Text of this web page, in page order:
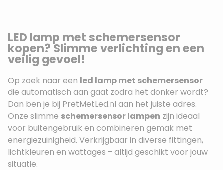
LED lamp met schemersensor
kopen? Slimme verlichting en een
veilig gevoel!
Op zoek naar een led lamp met schemersensor
die automatisch aan gaat zodra het donker wordt?
Dan ben je bij PretMetLed.nl aan het juiste adres.
Onze slimme schemersensor lampen zijn ideaal
voor buitengebruik en combineren gemak met
energiezuinigheid. Verkrijgbaar in diverse fittingen,
lichtkleuren en wattages – altijd geschikt voor jouw
situatie.